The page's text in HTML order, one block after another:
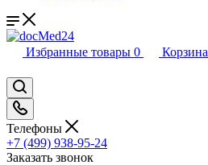
Избранные товары 0 Корзина
Телефоны
+7 (499) 938-95-24
Заказать звонок